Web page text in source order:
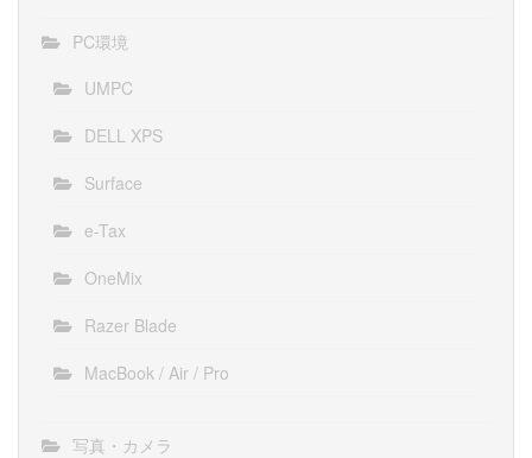
PC環境
UMPC
DELL XPS
Surface
e-Tax
OneMix
Razer Blade
MacBook / Air / Pro
写真・カメラ